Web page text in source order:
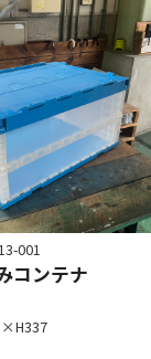
001
コンテナ